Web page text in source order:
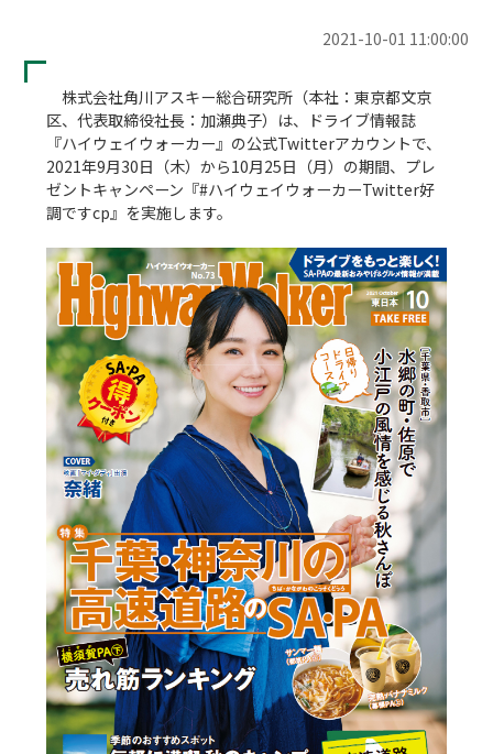
2021-10-01 11:00:00
株式会社角川アスキー総合研究所（本社：東京都文京
区、代表取締役社長：加瀬典子）は、ドライブ情報誌
『ハイウェイウォーカー』の公式Twitterアカウントで、
2021年9月30日（木）から10月25日（月）の期間、プレ
ゼントキャンペーン『#ハイウェイウォーカーTwitter好
調ですcp』を実施します。